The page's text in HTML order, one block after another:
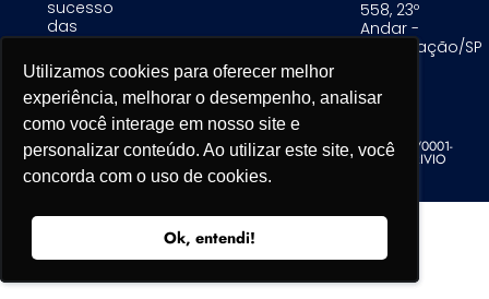
Utilizamos cookies para oferecer melhor
experiência, melhorar o desempenho, analisar
como você interage em nosso site e
personalizar conteúdo. Ao utilizar este site, você
concorda com o uso de cookies.
Ok, entendi!
Utilizamos cookies para oferecer melhor
experiência, melhorar o desempenho, analisar
como você interage em nosso site e
personalizar conteúdo. Ao utilizar este site, você
concorda com o uso de cookies.
Ok, entendi!
Utilizamos cookies para oferecer melhor
experiência, melhorar o desempenho, analisar
como você interage em nosso site e
personalizar conteúdo. Ao utilizar este site, você
concorda com o uso de cookies.
Ok, entendi!
sucesso
das
clientes é
uma
prioridade
para nós.
558, 23º
Andar -
Consolação/SP
Alinare Comercio de Acessorios de Moda LTDA - CNPJ 19.679.195/0001-
76 - Copyright. Todos os direitos reservados. Desenvolvido por TRIVIO